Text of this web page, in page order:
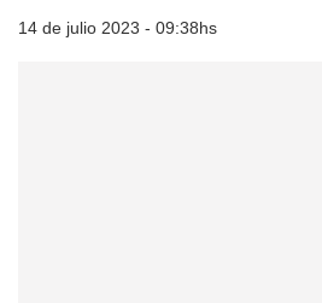
14 de julio 2023 - 09:38hs